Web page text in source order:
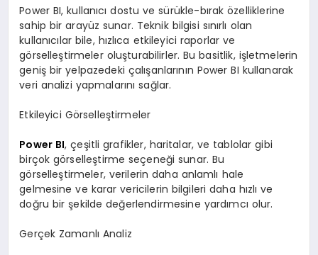
Power BI, kullanıcı dostu ve sürükle-bırak özelliklerine
sahip bir arayüz sunar. Teknik bilgisi sınırlı olan
kullanıcılar bile, hızlıca etkileyici raporlar ve
görselleştirmeler oluşturabilirler. Bu basitlik, işletmelerin
geniş bir yelpazedeki çalışanlarının Power BI kullanarak
veri analizi yapmalarını sağlar.
Etkileyici Görselleştirmeler
Power BI, çeşitli grafikler, haritalar, ve tablolar gibi
birçok görselleştirme seçeneği sunar. Bu
görselleştirmeler, verilerin daha anlamlı hale
gelmesine ve karar vericilerin bilgileri daha hızlı ve
doğru bir şekilde değerlendirmesine yardımcı olur.
Gerçek Zamanlı Analiz